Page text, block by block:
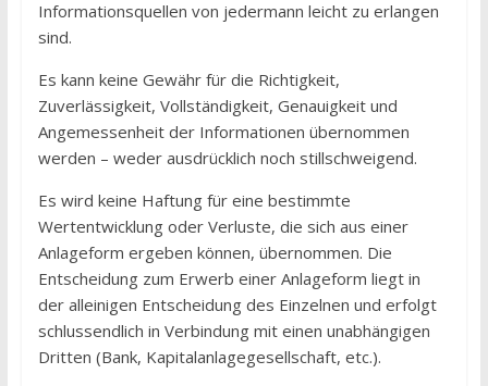
Informationsquellen von jedermann leicht zu erlangen
sind.
Es kann keine Gewähr für die Richtigkeit,
Zuverlässigkeit, Vollständigkeit, Genauigkeit und
Angemessenheit der Informationen übernommen
werden – weder ausdrücklich noch stillschweigend.
Es wird keine Haftung für eine bestimmte
Wertentwicklung oder Verluste, die sich aus einer
Anlageform ergeben können, übernommen. Die
Entscheidung zum Erwerb einer Anlageform liegt in
der alleinigen Entscheidung des Einzelnen und erfolgt
schlussendlich in Verbindung mit einen unabhängigen
Dritten (Bank, Kapitalanlagegesellschaft, etc.).